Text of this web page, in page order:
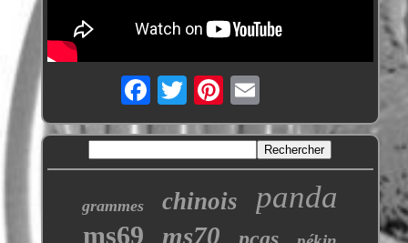
grammes chinois panda
ms69 ms70 pcgs